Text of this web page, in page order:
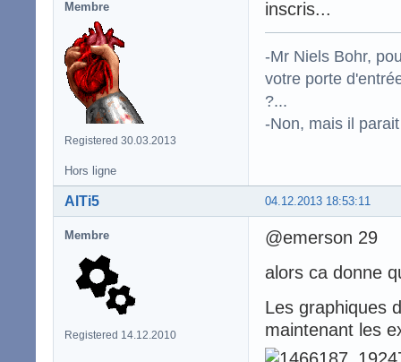
Membre
Registered 30.03.2013
inscris...
-Mr Niels Bohr,
votre porte
?...
-Non, mais il
Hors ligne
04.12.2013 18:53:11
AlTi5
Membre
Registered 14.12.2010
@emerson 29
alors ca donne
Les graphiques
maintenant les